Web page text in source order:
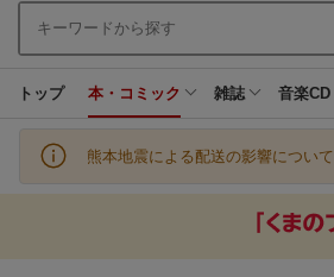
トップ 本・コミック 雑誌 音楽CD
熊本地震による配送の影響について